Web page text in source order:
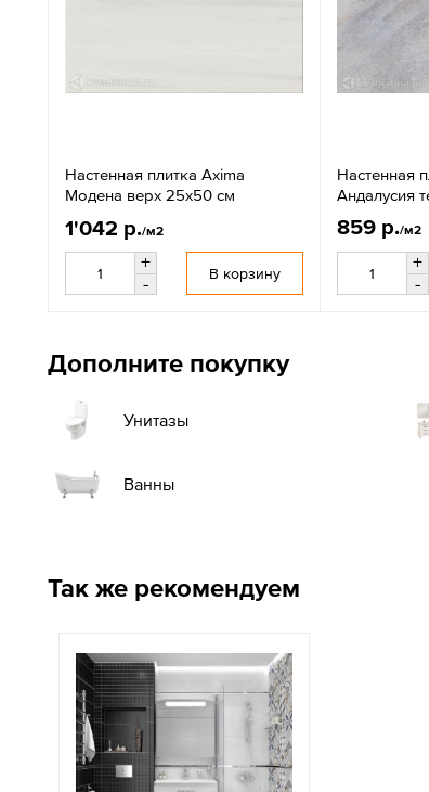
Настенная плитка Axima
Модена верх 25x50 см
1'042 р./м2
+
-
В корзину
Настенная
Андалусия
859 р./м2
+
-
Дополните покупку
Унитазы
Ванны
Так же рекомендуем